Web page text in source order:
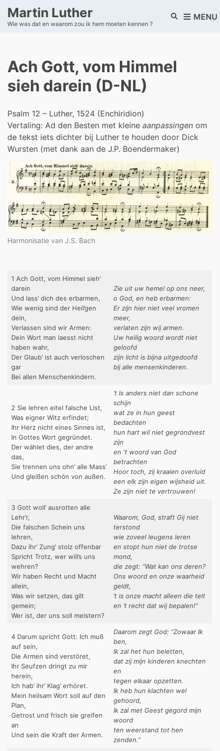
Martin Luther
Wie was dat en waarom zou ik hem moeten kennen ?
E
h
f
o
r
m
MENU
Ach Gott, vom Himmel
sieh darein (D-NL)
Psalm 12 – Luther, 1524 (Enchiridion)
Vertaling: Ad den Besten met kleine aanpassingen om
de tekst iets dichter bij Luther te houden door Dick
Wursten (met dank aan de J.P. Boendermaker)
Harmonisatie van J.S. Bach
1 Ach Gott, vom Himmel sieh’
darein
Und lass’ dich des erbarmen,
Wie wenig sind der Heil’gen
dein,
Verlassen sind wir Armen:
Dein Wort man laesst nicht
haben wahr,
Der Glaub’ ist auch verloschen
gar
Bei allen Menschenkindern.
Zie uit uw hemel op ons neer,
o God, en heb erbarmen:
Er zijn hier niet veel vromen
meer,
verlaten zijn wij armen.
Uw heilig woord wordt niet
geloofd
zijn licht is bijna uitgedoofd
bij alle mensenkinderen.
2 Sie lehren eitel falsche List,
Was eigner Witz erfindet;
Ihr Herz nicht eines Sinnes ist,
In Gottes Wort gegründet.
Der wählet dies, der andre
das,
Sie trennen uns ohn’ alle Mass’
Und gleißen schön von außen.
’t Is anders niet dan schone
schijn
wat ze in hun geest
bedachten
hun hart wil niet gegrondvest
zijn
en ‘t woord van God
betrachten
Hoor toch, zij kraaien overluid
een elk zijn eigen wijsheid uit.
Ze zijn niet te vertrouwen!
3 Gott woll’ ausrotten alle
Lehr’r,
Die falschen Schein uns
lehren,
Dazu ihr’ Zung’ stolz offenbar
Spricht Trotz, wer will’s uns
wehren?
Wir haben Recht und Macht
allein,
Was wir setzen, das gilt
gemein;
Wer ist, der uns soll meistern?
Waarom, God, straft Gij niet
terstond
wie zoveel leugens leren
en stopt hun niet de trotse
mond,
die zegt: ”Wat kan ons deren?
Ons woord en onze waarheid
geldt,
’t is onze macht alleen die telt
en ’t recht dat wij bepalen!”
4 Darum spricht Gott: Ich muß
auf sein,
Die Armen sind verstöret,
Ihr Seufzen dringt zu mir
herein,
Ich hab’ ihr’ Klag’ erhöret.
Mein heilsam Wort soll auf den
Plan,
Getrost und frisch sie greifen
an
Und sein die Kraft der Armen.
Daarom zegt God: “Zowaar Ik
ben,
Ik zal het hun beletten,
dat zij mijn kinderen knechten
en
tegen elkaar opzetten.
Ik heb hun klachten wel
gehoord,
Ik zal met Geest gegord mijn
woord
ten weerstand tot hen
zenden.”